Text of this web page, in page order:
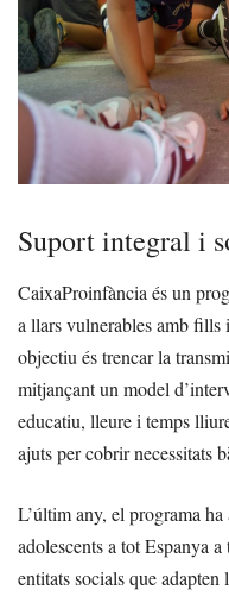
Suport integral i
CaixaProinfància és un
a llars vulnerables amb fills
objectiu és trencar la
mitjançant un model
educatiu, lleure i temps
ajuts per cobrir necessitats
L’últim any, el programa
adolescents a tot Espanya
entitats socials que